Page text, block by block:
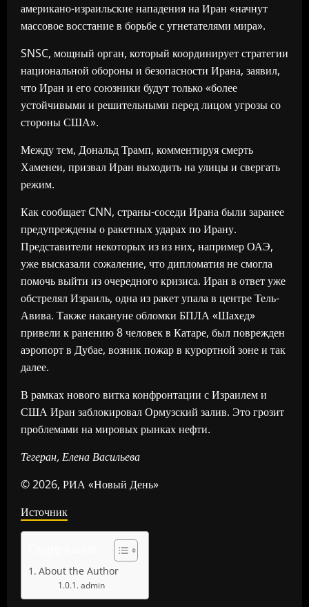
американо-израильские нападения на Иран «начнут
массовое восстание в борьбе с угнетателями мира».
SNSC, мощный орган, который координирует стратегии
национальной обороны и безопасности Ирана, заявил,
что Иран и его союзники будут только «более
устойчивыми и решительными перед лицом угрозы со
стороны США».
Между тем, Дональд Трамп, комментируя смерть
Хаменеи, призвал Иран выходить на улицы и свергать
режим.
Как сообщает CNN, страны-соседи Ирана были заранее
предупреждены о ракетных ударах по Ирану.
Представители некоторых из из них, например ОАЭ,
уже высказали сожаление, что дипломатия не смогла
помочь выйти из очередного кризиса. Иран в ответ уже
обстрелял Израиль, одна из ракет упала в центре Тель-
Авива. Также накануне обломки БПЛА «Шахед»
привели к ранению 8 человек в Катаре, был поврежден
аэропорт в Дубае, возник пожар в курортной зоне и так
далее.
В рамках нового витка конфронтации с Израилем и
США Иран заблокировал Ормузский залив. Это грозит
проблемами на мировых рынках нефти.
Тегеран, Елена Васильева
© 2026, РИА «Новый День»
Источник
About the Author
admin